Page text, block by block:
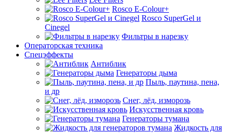
Rosco E-Colour+
Rosco SuperGel и
Cinegel
Фильтры в нарезку
Операторская техника
Спецэффекты
Антиблик
Генераторы дыма
Пыль, паутина, пена,
и др
Снег, лёд, изморозь
Искусственная кровь
Генераторы тумана
Жидкость для